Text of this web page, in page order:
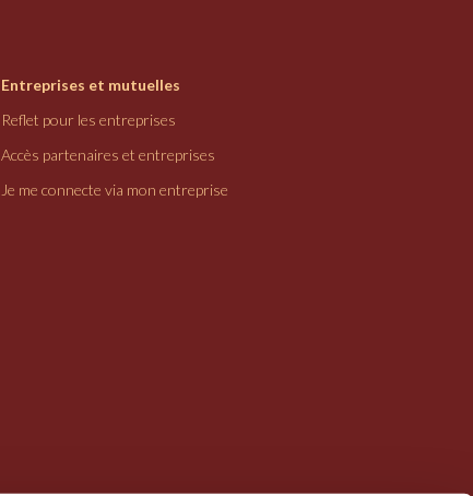
Entreprises et mutuelles
Reflet pour les entreprises
Accès partenaires et entreprises
Je me connecte via mon entreprise